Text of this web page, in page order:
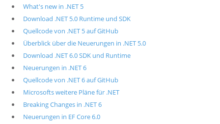
What's new in .NET 5
Download .NET 5.0 Runtime und SDK
Quellcode von .NET 5 auf GitHub
Überblick über die Neuerungen in .NET 5.0
Download .NET 6.0 SDK und Runtime
Neuerungen in .NET 6
Quellcode von .NET 6 auf GitHub
Microsofts weitere Pläne für .NET
Breaking Changes in .NET 6
Neuerungen in EF Core 6.0